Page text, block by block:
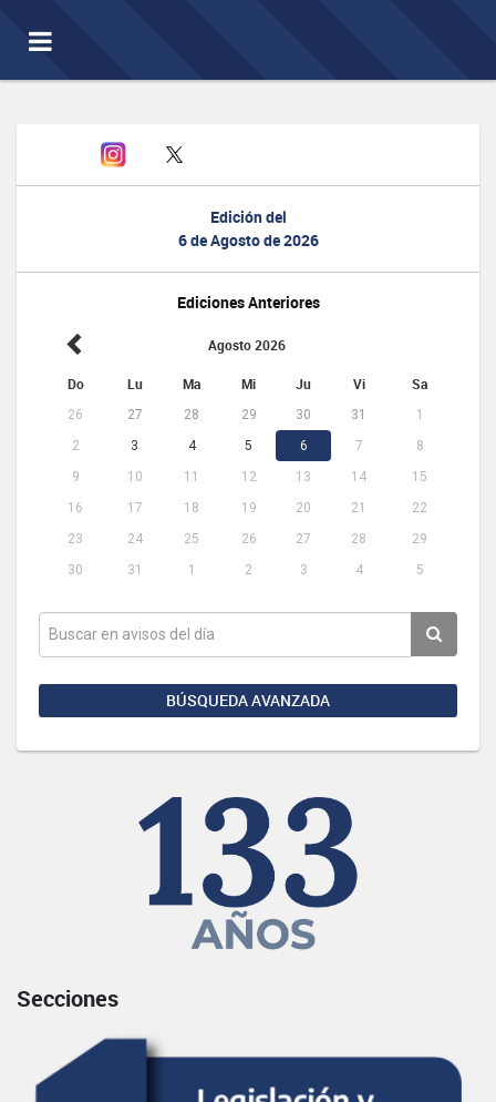
Toggle
navigation
Edición del
6 de Agosto de 2026
Ediciones Anteriores
Agosto 2026
Do Lu Ma Mi Ju Vi Sa
26 27 28 29 30 31
1
2
3 4 5 6 7
8
9
10 11 12 13 14
15
16
17 18 19 20 21
22
23
24 25 26 27 28
29
30
31 1 2 3 4 5
BÚSQUEDA AVANZADA
Secciones